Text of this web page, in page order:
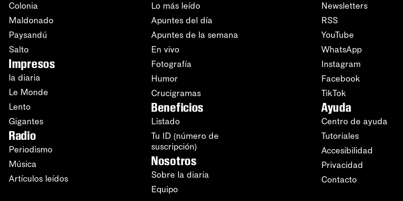
Colonia
Maldonado
Paysandú
Salto
Impresos
la diaria
Le Monde
Lento
Gigantes
Radio
Periodismo
Música
Artículos leídos
Lo más leído
Apuntes del día
Apuntes de la semana
En vivo
Fotografía
Humor
Crucigramas
Beneficios
Listado
Tu ID (número de
suscripción)
Nosotros
Sobre la diaria
Equipo
Newsletters
RSS
YouTube
WhatsApp
Instagram
Facebook
TikTok
Ayuda
Centro de ayuda
Tutoriales
Accesibilidad
Privacidad
Contacto